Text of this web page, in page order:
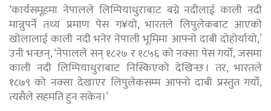
‘कार्यसमूहमा नेपालले लिम्पियाधुराबाट बग्ने नदीलाई काली नदी
मान्नुपर्ने तथ्य प्रमाण पेस ग¥यो, भारतले लिपुलेकबाट आएको
खोलालाई काली नदी भनेर नेपाली भूमिमा आफ्नो दाबी दोहोर्यायो,’
उनी भन्छन्, ‘नेपालले सन् १८२७ र १८५६ को नक्सा पेस गर्यो, जसमा
काली नदी लिम्पियाधुराबाट निस्किएको देखिन्छ । तर, भारतले
१८७९ को नक्सा देखाएर लिपुलेकसम्म आफ्नो दाबी प्रस्तुत गर्यो,
त्यसैले सहमति हुन सकेन।’